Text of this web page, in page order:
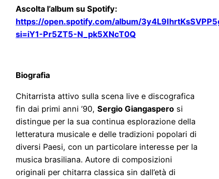
Ascolta l’album su Spotify:
https://open.spotify.com/album/
si=iY1-Pr5ZT5-N_pk5XNcT0Q
Biografia
Chitarrista attivo sulla scena live e discografica
fin dai primi anni ’90, Sergio Giangaspero si
distingue per la sua continua esplorazione della
letteratura musicale e delle tradizioni popolari di
diversi Paesi, con un particolare interesse per la
musica brasiliana. Autore di composizioni
originali per chitarra classica sin dall’età di